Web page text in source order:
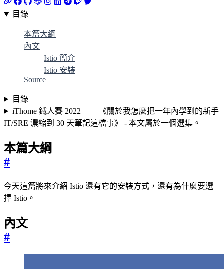
目錄
本篇大綱
內文
Istio 簡介
Istio 安裝
Source
目錄
iThome 鐵人賽 2022 ——《關於我怎麼把一年內學到的新手
IT/SRE 濃縮到 30 天筆記這檔事》 - 本文屬於一個選集。
本篇大綱
#
今天這篇將來介紹 Istio 還有它的安裝方式，還有為什麼要選
擇 Istio。
內文
#